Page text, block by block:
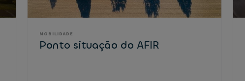
MOBILIDADE
Ponto situação do AFIR